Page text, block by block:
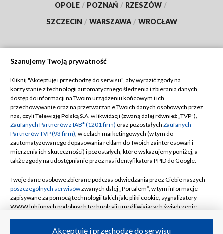
OPOLE / POZNAŃ / RZESZÓW /
SZCZECIN / WARSZAWA / WROCŁAW
TVP
Abonament TVP
Emisja w TVP
Centrum informacji TVP
Naziemna Telewizja Cyfrowa
Rada Programowa
System NOS
Informacje o nadawcy
Regulamin TVP
Polityka prywatności
Moje zgody
Pomoc
Kontakt
Kanały
Szanujemy Twoją prywatność
Kliknij "Akceptuję i przechodzę do serwisu", aby wyrazić zgody na
korzystanie z technologii automatycznego śledzenia i zbierania danych,
dostęp do informacji na Twoim urządzeniu końcowym i ich
przechowywanie oraz na przetwarzanie Twoich danych osobowych przez
nas, czyli Telewizję Polską S.A. w likwidacji (zwaną dalej również „TVP”),
Zaufanych Partnerów z IAB* (1201 firm) oraz pozostałych Zaufanych
Partnerów TVP (93 firm), w celach marketingowych (w tym do
zautomatyzowanego dopasowania reklam do Twoich zainteresowań i
mierzenia ich skuteczności) i pozostałych, które wskazujemy poniżej, a
także zgody na udostępnianie przez nas identyfikatora PPID do Google.
Twoje dane osobowe zbierane podczas odwiedzania przez Ciebie naszych
poszczególnych serwisówzwanych dalej „Portalem”, w tym informacje
zapisywane za pomocą technologii takich jak: pliki cookie, sygnalizatory
WWW lub innych podobnych technologii umożliwiających świadczenie
Akceptuję i przechodzę do serwisu